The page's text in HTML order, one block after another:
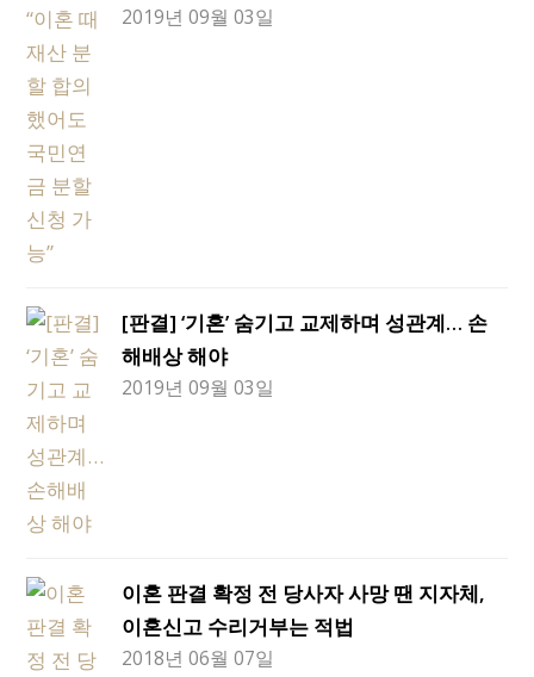
2019년 09월 03일
[판결] ‘기혼’ 숨기고 교제하며 성관계… 손
해배상 해야
2019년 09월 03일
이혼 판결 확정 전 당사자 사망 땐 지자체,
이혼신고 수리거부는 적법
2018년 06월 07일